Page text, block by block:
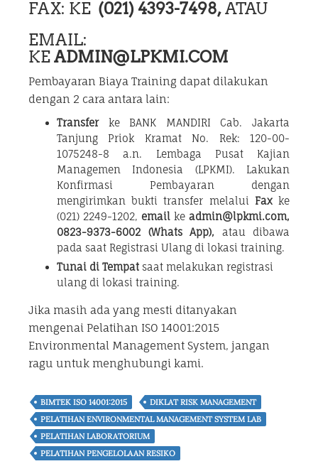
FAX: KE (021) 4393-7498,ATAU
EMAIL:
KEADMIN@LPKMI.COM
Pembayaran Biaya Training dapat dilakukan
dengan 2 cara antara lain:
Transferke BANK MANDIRI Cab. Jakarta
Tanjung Priok Kramat No. Rek: 120-00-
1075248-8 a.n. Lembaga Pusat Kajian
Managemen Indonesia (LPKMI). Lakukan
Konfirmasi Pembayaran dengan
mengirimkan bukti transfer melalui Faxke
(021) 2249-1202, email ke admin@lpkmi.com,
0823-9373-6002 (Whats App), atau dibawa
pada saat Registrasi Ulang di lokasi training.
Tunai di Tempat saat melakukan registrasi
ulang di lokasi training.
Jika masih ada yang mesti ditanyakan
mengenai Pelatihan ISO 14001:2015
Environmental Management System, jangan
ragu untuk menghubungi kami.
BIMTEK ISO 14001:2015
DIKLAT RISK MANAGEMENT
PELATIHAN ENVIRONMENTAL MANAGEMENT SYSTEM LAB
PELATIHAN LABORATORIUM
PELATIHAN PENGELOLAAN RESIKO